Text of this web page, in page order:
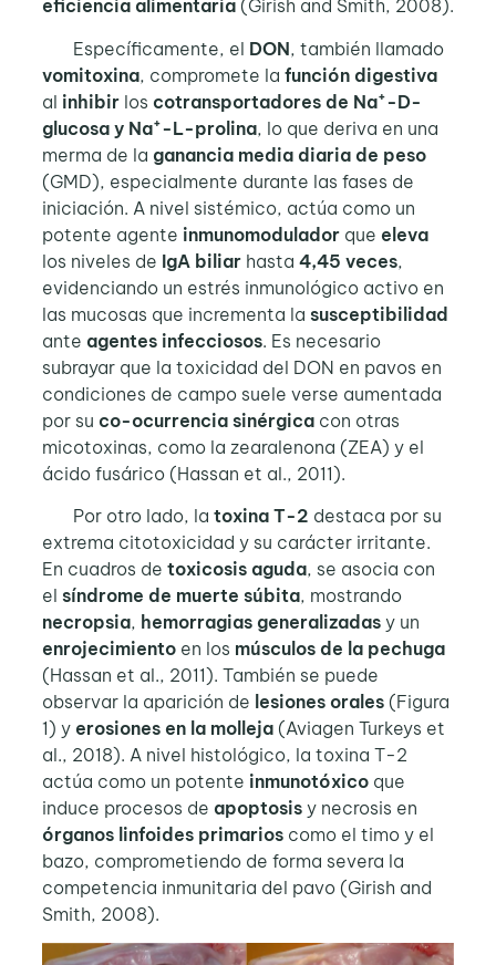
eficiencia alimentaria (Girish and Smith, 2008).
Específicamente, el DON, también llamado
vomitoxina, compromete la función digestiva
al inhibirlos cotransportadores de Na+-D-
glucosa y Na+-L-prolina, lo que deriva en una
merma de la ganancia media diaria de peso
(GMD), especialmente durante las fases de
iniciación. A nivel sistémico, actúa como un
potente agente inmunomoduladorque eleva
los niveles de IgA biliarhasta 4,45 veces,
evidenciando un estrés inmunológico activo en
las mucosas que incrementa la susceptibilidad
ante agentes infecciosos. Es necesario
subrayar que la toxicidad del DON en pavos en
condiciones de campo suele verse aumentada
por su co-ocurrencia sinérgicacon otras
micotoxinas, como la zearalenona (ZEA) y el
ácido fusárico (Hassan et al., 2011).
Por otro lado, la toxina T-2 destaca por su
extrema citotoxicidad y su carácter irritante.
En cuadros de toxicosis aguda, se asocia con
el síndrome de muerte súbita, mostrando
necropsia, hemorragias generalizadasy un
enrojecimientoen los músculos de la pechuga
(Hassan et al., 2011). También se puede
observar la aparición de lesiones orales (Figura
1) y erosiones en la molleja(Aviagen Turkeys et
al., 2018). A nivel histológico, la toxina T-2
actúa como un potente inmunotóxico que
induce procesos de apoptosis y necrosis en
órganos linfoides primarioscomo el timo y el
bazo, comprometiendo de forma severa la
competencia inmunitaria del pavo (Girish and
Smith, 2008).